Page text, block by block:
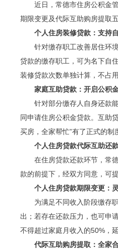
近日，常德市住房公积金
期限变更及代际互助购房提取
个人住房装修贷款：支持
针对缴存职工改善居住环
贷款的缴存职工，可为名下自
装修贷款次数单独计算，不占
家庭互助贷款：开启公积
针对部分缴存人自身还款
同申请住房公积金贷款。互助
买房，全家帮忙”有了正式的制
个人住房贷款代际互助还
在住房贷款还款环节，常
款的前提下，经双方同意，可
个人住房贷款期限变更：
为满足不同收入阶段缴存
出；若存在还款压力，也可申
不得超过家庭月收入的50%，
代际互助购房提取：全家